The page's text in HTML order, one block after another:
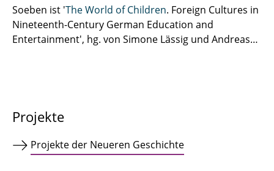
Soeben ist 'The World of Children. Foreign Cultures in
Nineteenth-Century German Education and
Entertainment', hg. von Simone Lässig und Andreas…
Projekte
Projekte der Neueren Geschichte